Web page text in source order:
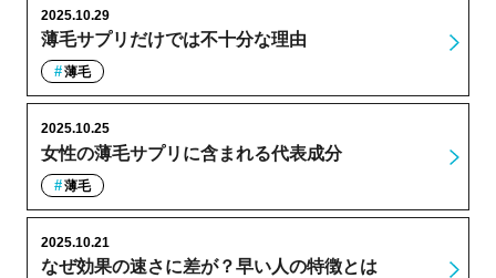
薄毛サプリだけでは不十分な理由
2025.10.29
薄毛
女性の薄毛サプリに含まれる代表成分
2025.10.25
薄毛
なぜ効果の速さに差が？早い人の特徴とは
2025.10.21